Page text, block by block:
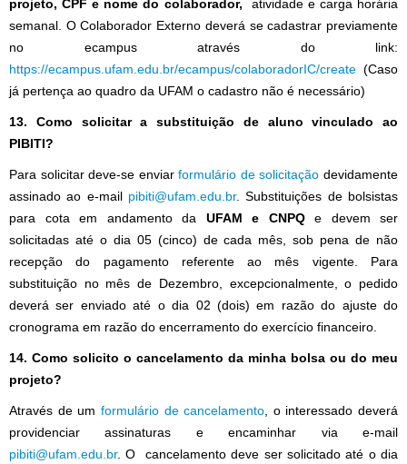
projeto, CPF e nome do colaborador, atividade e carga horária
semanal. O Colaborador Externo deverá se cadastrar previamente
no ecampus através do link:
https://ecampus.ufam.edu.br/ecampus/colaboradorIC/create (Caso
já pertença ao quadro da UFAM o cadastro não é necessário)
13. Como solicitar a substituição de aluno vinculado ao
PIBITI?
Para solicitar deve-se enviarformulário de solicitação devidamente
assinado ao e-mail pibiti@ufam.edu.br. Substituições de bolsistas
para cota em andamento da UFAM e CNPQe devem ser
solicitadas até o dia 05 (cinco) de cada mês, sob pena de não
recepção do pagamento referente ao mês vigente. Para
substituição no mês de Dezembro, excepcionalmente, o pedido
deverá ser enviado até o dia 02 (dois) em razão do ajuste do
cronograma em razão do encerramento do exercício financeiro.
14. Como solicito o cancelamento da minha bolsa ou do meu
projeto?
Através de um formulário de cancelamento , o interessado deverá
providenciar assinaturas e encaminhar via e-mail
pibiti@ufam.edu.br. O cancelamento deve ser solicitado até o dia